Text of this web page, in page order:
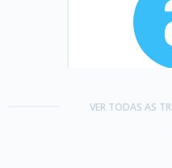
VER TODAS AS